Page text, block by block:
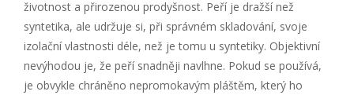
životnost a přirozenou prodyšnost. Peří je dražší než
syntetika, ale udržuje si, při správném skladování, svoje
izolační vlastnosti déle, než je tomu u syntetiky. Objektivní
nevýhodou je, že peří snadněji navlhne. Pokud se používá,
je obvykle chráněno nepromokavým pláštěm, který ho